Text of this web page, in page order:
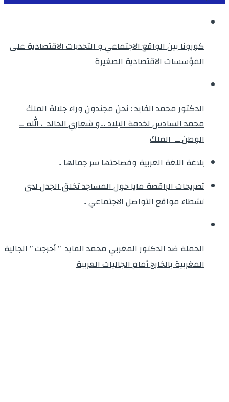
كورونا بين الواقع الاجتماعي و التحديات الاقتصادية على
المؤسسات الاقتصادية الصغيرة
الدكتور محمد الفايد : نحن مجندون وراء جلالة الملك
محمد السادس لخدمة البلاد …و شعاري الخالد ، الله ــ
الوطن ــ الملك
بلاغة اللغة العربية وفصاحتها سر جمالها ..
تصريحات الراقصة مايا حول المساجد تخلق الجدل لدى
نشطاء مواقع التواصل الاجتماعي ..
الحملة ضد الدكتور المغربي محمد الفايد ” أحرجت ” الجالية
المغربية بالخارج أمام الجاليات العربية